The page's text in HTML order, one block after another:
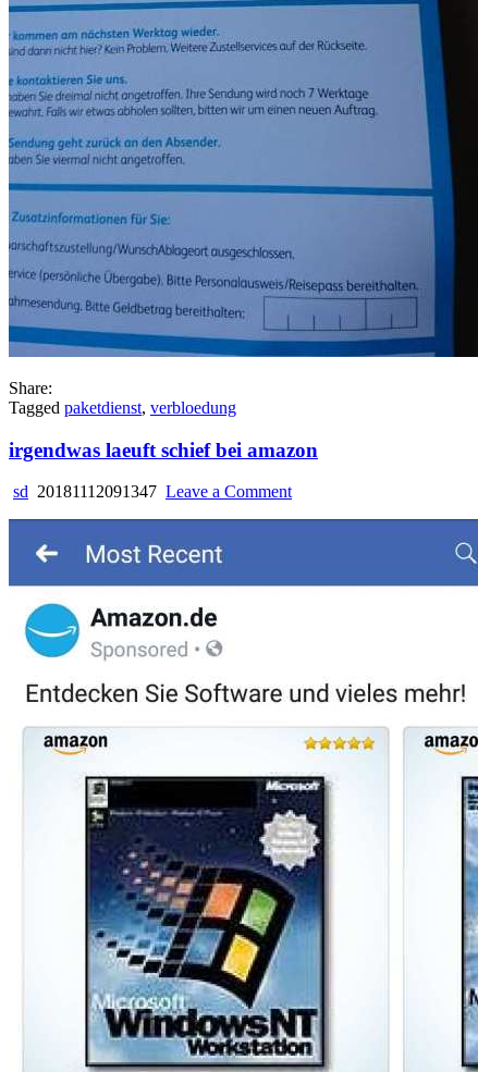
Share:
Tagged paketdienst, verbloedung
irgendwas laeuft schief bei amazon
sd 20181112091347 Leave a Commenton
amazon